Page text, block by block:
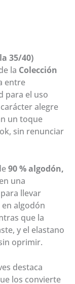
35/40)
la Colección
entre
para el uso
alegre
un toque
sin renunciar
90 % algodón,
una
llevar
algodón
que la
y el elastano
oprimir.
destaca
los convierte